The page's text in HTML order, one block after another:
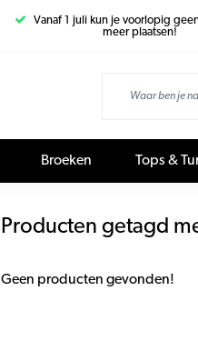
Vanaf 1 juli kun je voorlopig
meer plaatsen!
Broeken Tops &
Producten getagd
Geen producten gevonden!